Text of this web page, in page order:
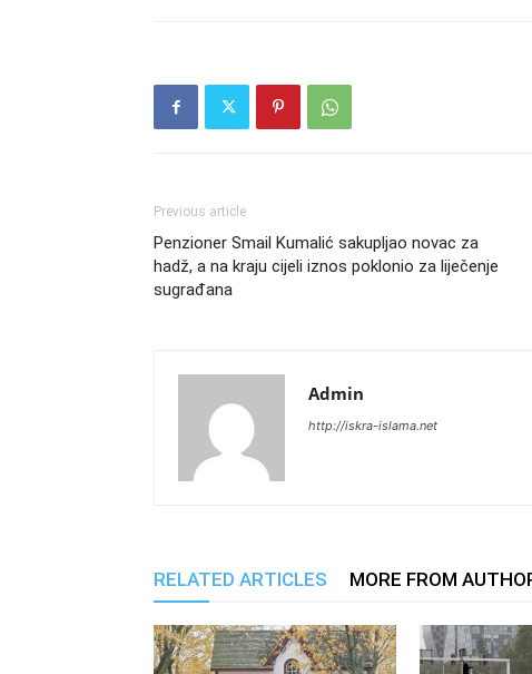
Previous article
Penzioner Smail Kumalić sakupljao novac za
hadž, a na kraju cijeli iznos poklonio za liječenje
sugrađana
Admin
http://iskra-islama.net
RELATED ARTICLES MORE FROM